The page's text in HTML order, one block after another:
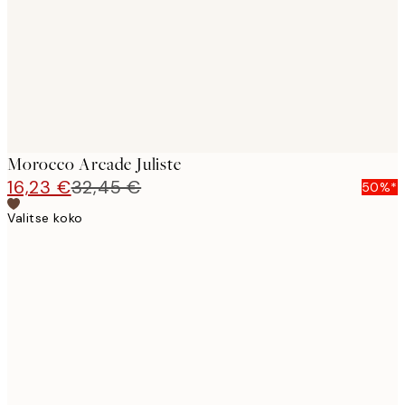
Morocco Arcade Juliste
16,23 €32,45 €
50%*
Valitse koko